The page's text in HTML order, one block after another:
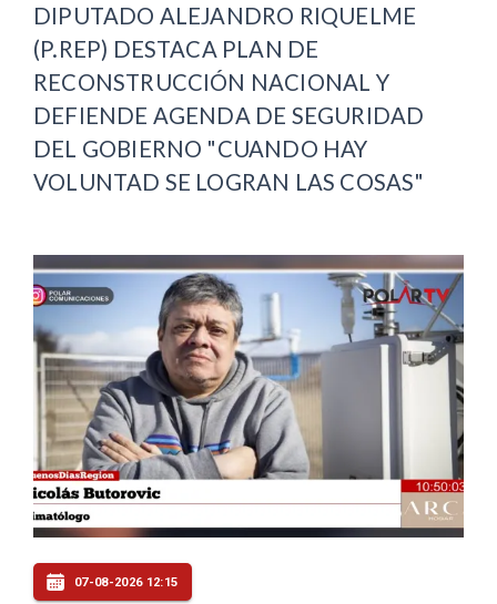
DIPUTADO ALEJANDRO RIQUELME
(P.REP) DESTACA PLAN DE
RECONSTRUCCIÓN NACIONAL Y
DEFIENDE AGENDA DE SEGURIDAD
DEL GOBIERNO "CUANDO HAY
VOLUNTAD SE LOGRAN LAS COSAS"
07-08-2026 12:15